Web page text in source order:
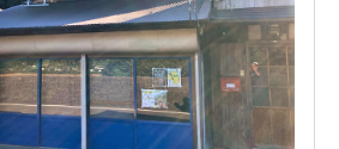
た上でのご予約をお願いいたします。
に
追
加